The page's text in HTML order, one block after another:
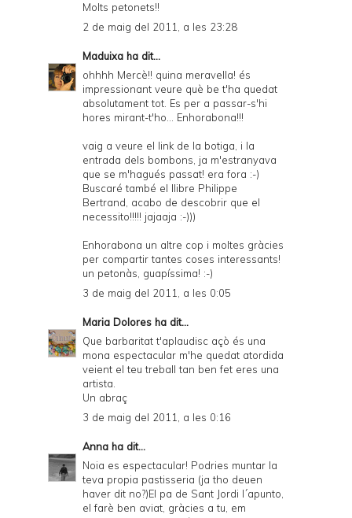
Molts petonets!!
2 de maig del 2011, a les 23:28
Maduixa ha dit...
ohhhh Mercè!! quina meravella! és
impressionant veure què be t'ha quedat
absolutament tot. Es per a passar-s'hi
hores mirant-t'ho... Enhorabona!!!
vaig a veure el link de la botiga, i la
entrada dels bombons, ja m'estranyava
que se m'hagués passat! era fora :-)
Buscaré també el llibre Philippe
Bertrand, acabo de descobrir que el
necessito!!!!! jajaaja :-)))
Enhorabona un altre cop i moltes gràcies
per compartir tantes coses interessants!
un petonàs, guapíssima! :-)
3 de maig del 2011, a les 0:05
Maria Dolores ha dit...
Que barbaritat t'aplaudisc açò és una
mona espectacular m'he quedat atordida
veient el teu treball tan ben fet eres una
artista.
Un abraç
3 de maig del 2011, a les 0:16
Anna ha dit...
Noia es espectacular! Podries muntar la
teva propia pastisseria (ja tho deuen
haver dit no?)El pa de Sant Jordi l´apunto,
el farè ben aviat, gràcies a tu, em